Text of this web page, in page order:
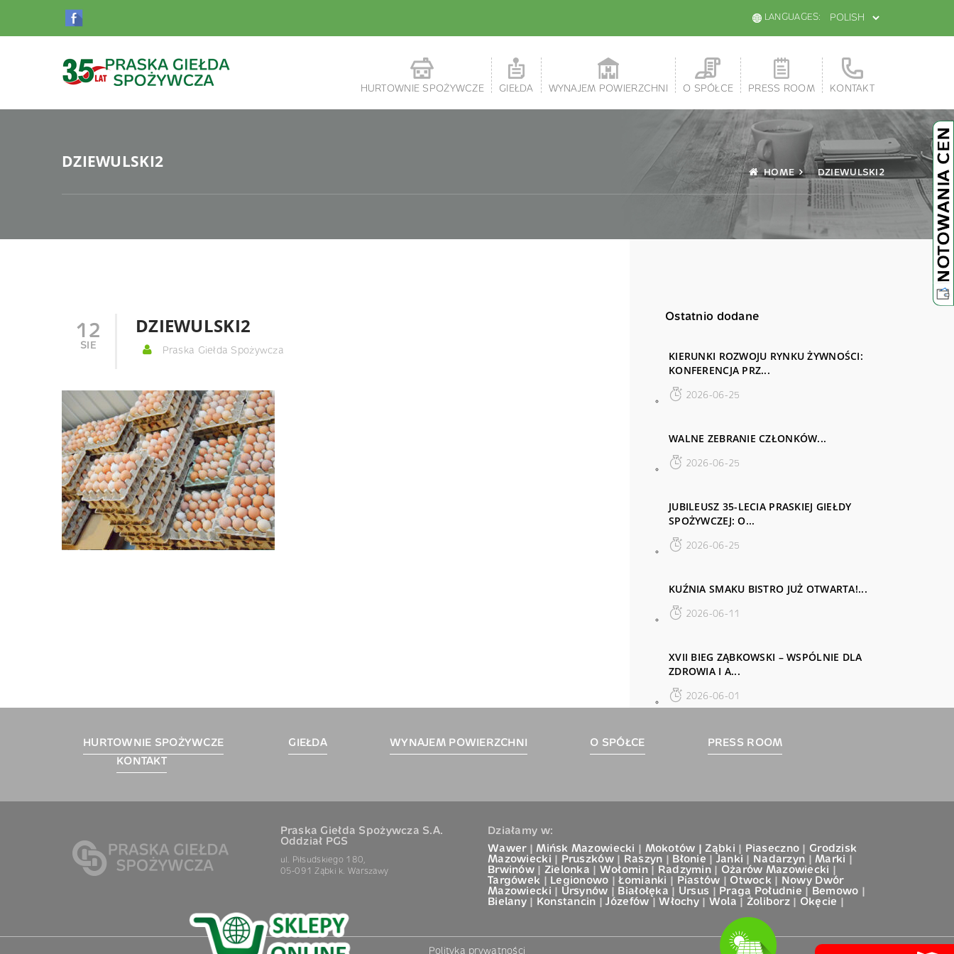
LANGUAGES:
HURTOWNIE SPOŻYWCZE GIEŁDA WYNAJEM POWIERZCHNI O SPÓŁCE PRESS ROOM KONTAKT
DZIEWULSKI2
HOME DZIEWULSKI2
Ostatnio dodane
KIERUNKI ROZWOJU RYNKU ŻYWNOŚCI:
KONFERENCJA PRZ...
2026-06-25
WALNE ZEBRANIE CZŁONKÓW...
2026-06-25
JUBILEUSZ 35-LECIA PRASKIEJ GIEŁDY
SPOŻYWCZEJ: O...
2026-06-25
KUŹNIA SMAKU BISTRO JUŻ OTWARTA!...
2026-06-11
XVII BIEG ZĄBKOWSKI – WSPÓLNIE DLA
ZDROWIA I A...
2026-06-01
12
SIE
DZIEWULSKI2
Praska Giełda Spożywcza
HURTOWNIE SPOŻYWCZE GIEŁDA WYNAJEM POWIERZCHNI O SPÓŁCE
PRESS ROOM
KONTAKT
Praska Giełda Spożywcza S.A.
Oddział PGS
ul. Piłsudskiego 180,
05-091 Ząbki k. Warszawy
Działamy w:
Wawer| Mińsk Mazowiecki Mokotów | Ząbki Piaseczno
Grodzisk
Mazowiecki
Pruszków| Raszyn Błonie Janki Nadarzyn Marki
Brwinów| Zielonka Wołomin| Radzymin| Ożarów Mazowiecki
Targówek
Legionowo |Łomianki Piastów Otwock
Nowy Dwór
Mazowiecki
Ursynów Białołęka Ursus Praga Południe Bemowo
Bielany| Konstancin |Józefów |Włochy| Wola Żoliborz Okęcie
Polityka prywatności